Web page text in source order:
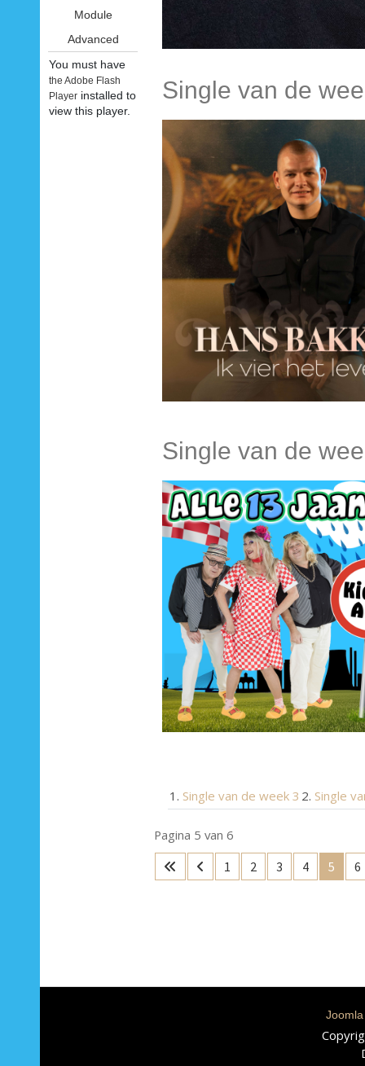
Module
Advanced
You must have
the Adobe Flash
Player installed to
view this player.
Single van de
Single van de
Single van de week 3 Single
Pagina 5 van 6
1
2 3 4 5 6